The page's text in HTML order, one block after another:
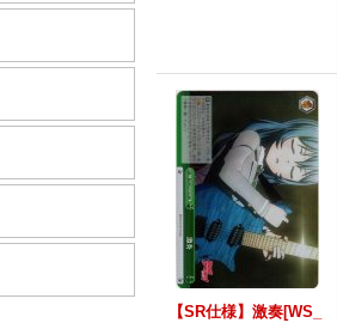
【SR仕様】激奏[WS_